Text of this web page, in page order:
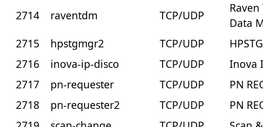
2714
raventdm TCP/UDP
Data
2715
hpstgmgr2 TCP/UDP
2716
inova-ip-disco TCP/UDP
Inova
2717
pn-requester TCP/UDP
PN
2718
pn-requester2 TCP/UDP
PN